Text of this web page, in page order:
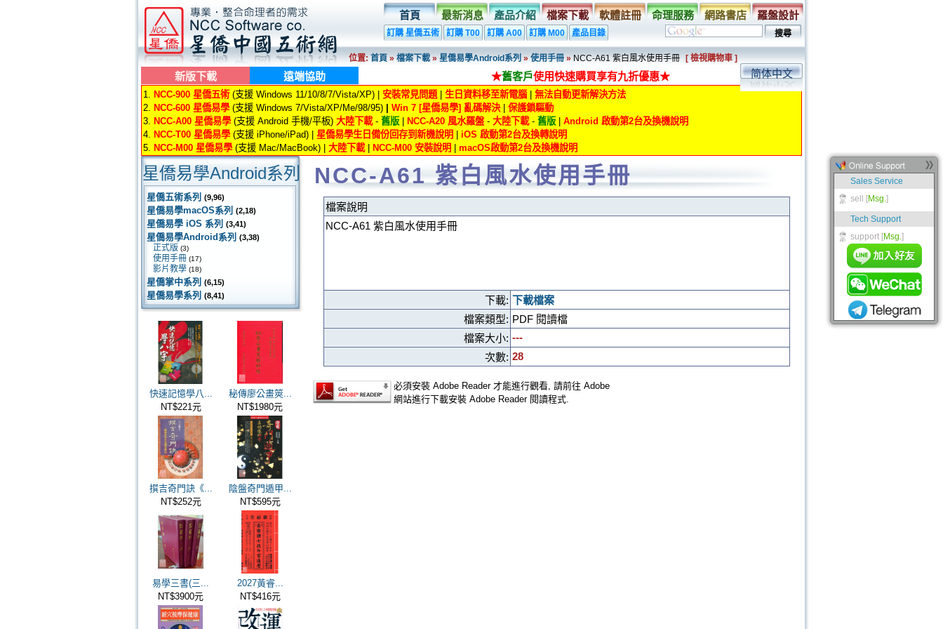
首頁 最新消息 產品介紹 檔案下載 軟體註冊 命理服務 網路書店 羅盤設計
訂購 星僑五術 訂購 T00 訂購 A00 訂購 M00 產品目錄
位置:首頁»檔案下載»星僑易學Android系列»使用手冊»NCC-A61 紫白風水使用手冊 [ 檢視購物車 ]
简体中文
新版下載 遠端協助 ★舊客戶使用快速購買享有九折優惠★
1. NCC-900 星僑五術(支援 Windows 11/10/8/7/Vista/XP) | 安裝常見問題| 生日資料移至新電腦| 無法自動更新解決方法
2. NCC-600 星僑易學(支援 Windows 7/Vista/XP/Me/98/95) Win 7 [星僑易學] 亂碼解決| 保護鎖驅動
3. NCC-A00 星僑易學(支援 Android 手機/平板) 大陸下載- 舊版 NCC-A20 風水羅盤- 大陸下載- 舊版
Android 啟動第2台及換機說明
4. NCC-T00 星僑易學(支援 iPhone/iPad) | 星僑易學生日備份回存到新機說明
iOS 啟動第2台及換轉說明
5. NCC-M00 星僑易學(支援 Mac/MacBook) | 大陸下載| NCC-M00 安裝說明 macOS啟動第2台及換機說明
星僑易學Android系列
星僑五術系列 (9,96)
星僑易學macOS系列 (2,18)
星僑易學 iOS 系列 (3,41)
星僑易學Android系列 (3,38)
正式版 (3)
使用手冊 (17)
影片教學 (18)
星僑掌中系列 (6,15)
星僑易學系列 (8,41)
快速記憶學八...
NT$221元
秘傳廖公畫筴...
NT$1980元
撰吉奇門訣《...
NT$252元
陰盤奇門遁甲...
NT$595元
易學三書(三...
NT$3900元
2027黃睿...
NT$416元
NCC-A61 紫白風水使用手冊
檔案說明
NCC-A61 紫白風水使用手冊
下載: 下載檔案
檔案類型: PDF 閱讀檔
檔案大小: ---
次數: 28
必須安裝 Adobe Reader 才能進行觀看, 請前往 Adobe
網站進行下載安裝 Adobe Reader 閱讀程式.